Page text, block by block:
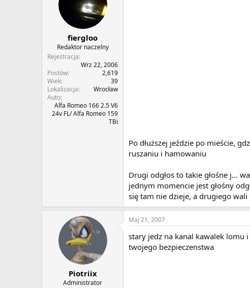
fiergloo
Redaktor naczelny
Rejestracja
Wrz 22, 2006
Postów
2,619
Wiek
39
Lokalizacja
Wrocław
Auto
Alfa Romeo 166 2.5 V6
24v FL/ Alfa Romeo 159
TBi
Po dłuższej jeździe po mieście,
ruszaniu i hamowaniu
Drugi odgłos to takie głośne j...
jednym momencie jest głośny
się tam nie dzieje, a drugiego wali
Piotriix
Administrator
Maj 21, 2007
stary jedz na kanal kawalek lomu
twojego bezpieczenstwa